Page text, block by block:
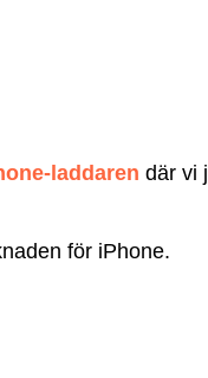
laddaren där vi
för iPhone.